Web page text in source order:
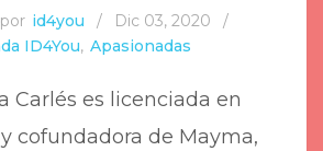
id4you / Dic 03, 2020
/
ID4You, Apasionadas
Carlés es licenciada en
cofundadora de Mayma,